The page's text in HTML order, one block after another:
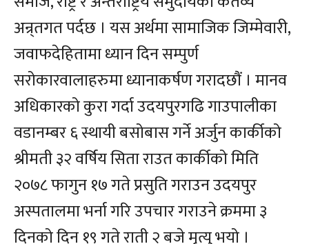
अन्र्तगत पर्दछ । यस अर्थमा सामाजिक जिम्मेवारी,
जवाफदेहितामा ध्यान दिन सम्पुर्ण
सरोकारवालाहरुमा ध्यानाकर्षण गरादछौं । मानव
अधिकारको कुरा गर्दा उदयपुरगढि गाउपालीका
वडानम्बर ६ स्थायी बसोबास गर्ने अर्जुन कार्कीको
श्रीमती ३२ वर्षिय सिता राउत कार्कीको मिति
२०७८ फागुन १७ गते प्रसुति गराउन उदयपुर
अस्पतालमा भर्ना गरि उपचार गराउने क्रममा ३
दिनको दिन १९ गते राती २ बजे मृत्यु भयो ।